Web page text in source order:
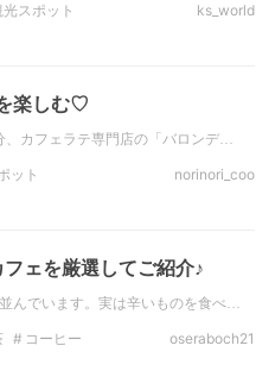
スポット
ks_world
楽しむ♡
、カフェラテ専門店の「バロンデ…
ット
norinori_coo
ェを厳選してご紹介♪
んでいます。実は辛いものを食べ…
コーヒー
oseraboch21